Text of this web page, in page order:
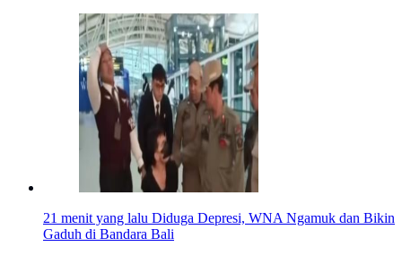
21 menit yang lalu Diduga Depresi, WNA Ngamuk dan Bikin
Gaduh di Bandara Bali